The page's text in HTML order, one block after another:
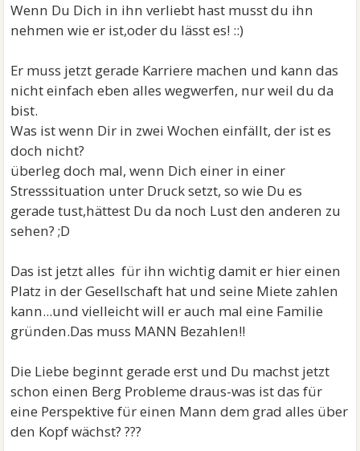
Wenn Du Dich in ihn verliebt hast musst du ihn
nehmen wie er ist,oder du lässt es! ::)
Er muss jetzt gerade Karriere machen und kann das
nicht einfach eben alles wegwerfen, nur weil du da
bist.
Was ist wenn Dir in zwei Wochen einfällt, der ist es
doch nicht?
überleg doch mal, wenn Dich einer in einer
Stresssituation unter Druck setzt, so wie Du es
gerade tust,hättest Du da noch Lust den anderen zu
sehen? ;D
Das ist jetzt alles für ihn wichtig damit er hier einen
Platz in der Gesellschaft hat und seine Miete zahlen
kann...und vielleicht will er auch mal eine Familie
gründen.Das muss MANN Bezahlen!!
Die Liebe beginnt gerade erst und Du machst jetzt
schon einen Berg Probleme draus-was ist das für
eine Perspektive für einen Mann dem grad alles über
den Kopf wächst? ???